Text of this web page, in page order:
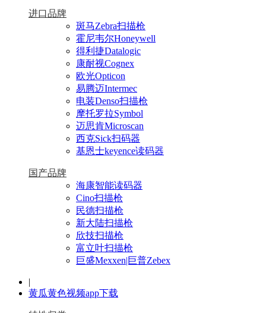
进口品牌
斑马Zebra扫描枪
霍尼韦尔Honeywell
得利捷Datalogic
康耐视Cognex
欧光Opticon
易腾迈Intermec
电装Denso扫描枪
摩托罗拉Symbol
迈思肯Microscan
西克Sick扫码器
基恩士keyence读码器
国产品牌
海康智能读码器
Cino扫描枪
民德扫描枪
新大陆扫描枪
欣技扫描枪
富立叶扫描枪
巨盛Mexxen|巨普Zebex
|
黄瓜黄色视频app下载